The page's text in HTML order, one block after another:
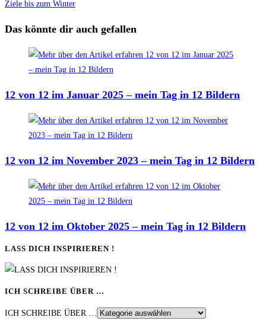
Ziele bis zum Winter
Das könnte dir auch gefallen
12 von 12 im Januar 2025 – mein Tag in 12 Bildern
12 von 12 im November 2023 – mein Tag in 12 Bildern
12 von 12 im Oktober 2025 – mein Tag in 12 Bildern
LASS DICH INSPIRIEREN !
ICH SCHREIBE ÜBER …
ICH SCHREIBE ÜBER …